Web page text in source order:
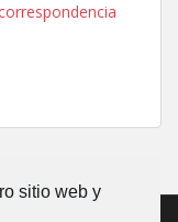
sitio web y
temas de trabajo